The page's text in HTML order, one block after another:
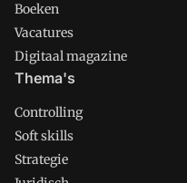
Boeken
Vacatures
Digitaal magazine
Thema's
Controlling
Soft skills
Strategie